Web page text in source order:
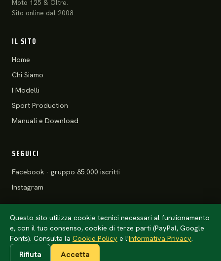
Moto 125 & Oltre.
Sito online dal 2008.
IL SITO
Home
Chi Siamo
I Modelli
Sport Production
Manuali e Download
SEGUICI
Facebook · gruppo 85.000 iscritti
Instagram
© 2026 Motoclub 125 Stradali ASD Privacy Policy·Cookie Policy
Anteprima · l'anno della tessera arriva da
Questo sito utilizza cookie tecnici necessari al funzionamento
e, con il tuo consenso, cookie di terze parti (PayPal, Google
Fonts). Consulta la Cookie Policy e l'Informativa Privacy.
Rifiuta Accetta